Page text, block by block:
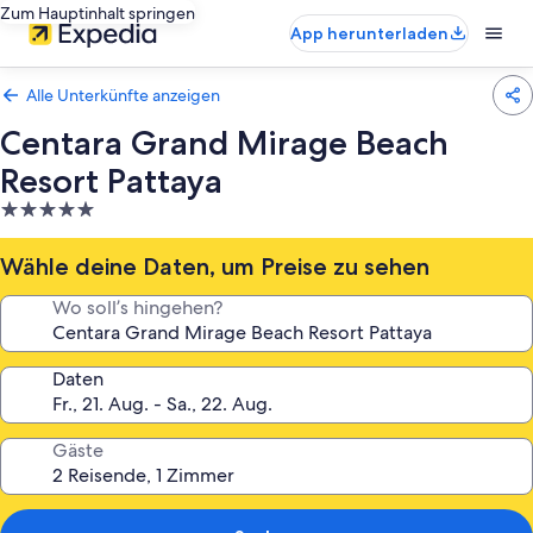
Zum Hauptinhalt springen
App herunterladen
Alle Unterkünfte anzeigen
Centara Grand Mirage Beach
Resort Pattaya
5.0-
Sterne-
Unterkunft
Wähle deine Daten, um Preise zu sehen
Wo soll’s hingehen?
Daten
Gäste